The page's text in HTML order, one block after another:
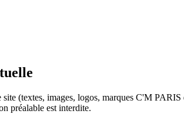
site (textes, images, logos, marques C'M
préalable est interdite.